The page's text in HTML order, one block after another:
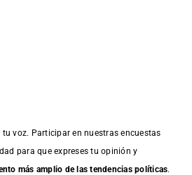
voz. Participar en nuestras encuestas
para que expreses tu opinión y
más amplio de las tendencias políticas.